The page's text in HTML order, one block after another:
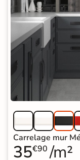
Carrelage mur
35€90 /m²